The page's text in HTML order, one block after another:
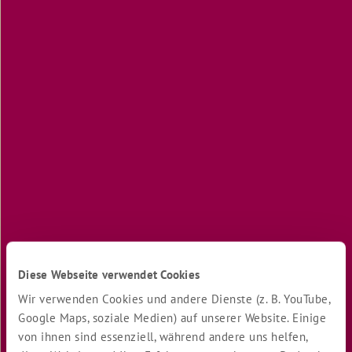
Diese Webseite verwendet Cookies
Wir verwenden Cookies und andere Dienste (z. B. YouTube,
Google Maps, soziale Medien) auf unserer Website. Einige
von ihnen sind essenziell, während andere uns helfen,
Ein
gutes
Urteil
Brot